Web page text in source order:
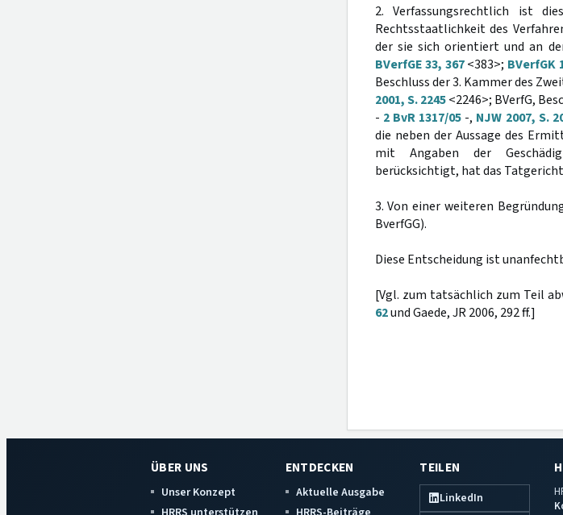
2. Verfassungsrechtlich ist
Rechtsstaatlichkeit des
der sie sich orientiert und an
BVerfGE 33, 367<383>; BVerfGK
Beschluss der 3. Kammer des
2001, S. 2245<2246>; BVerfG,
- 2 BvR 1317/05 -, NJW 2007, S.
die neben der Aussage des
mit Angaben der
berücksichtigt, hat das
3. Von einer weiteren
BverfGG).
Diese Entscheidung ist
[Vgl. zum tatsächlich zum Teil
62und Gaede, JR 2006, 292 ff.]
ÜBER UNS
Unser Konzept
ENTDECKEN
Aktuelle Ausgabe
TEILEN
LinkedIn